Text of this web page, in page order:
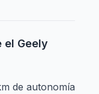
el Geely
de autonomía